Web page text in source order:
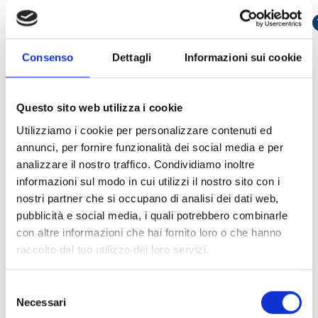
Consenso Dettagli Informazioni sui cookie
Questo sito web utilizza i cookie
Utilizziamo i cookie per personalizzare contenuti ed
annunci, per fornire funzionalità dei social media e per
analizzare il nostro traffico. Condividiamo inoltre
informazioni sul modo in cui utilizzi il nostro sito con i
nostri partner che si occupano di analisi dei dati web,
pubblicità e social media, i quali potrebbero combinarle
con altre informazioni che hai fornito loro o che hanno
raccolto dal tuo utilizzo dei loro servizi.
delNecessari
contrôle pour les centrales SmartLine
OUVRIR LE LIEN south_east
OUVRIR LE LIEN
arrow_back
Ce produit est disponible dans les versions
suivantes
Centrale conventionnelle à 2